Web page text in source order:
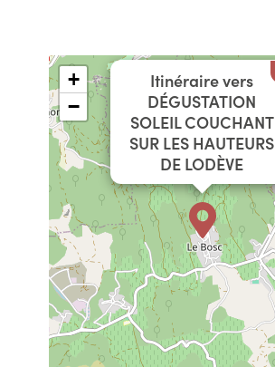
Itinéraire vers
DÉGUSTATION
SOLEIL COUCHANT
SUR LES HAUTEURS
DE LODÈVE
+
−